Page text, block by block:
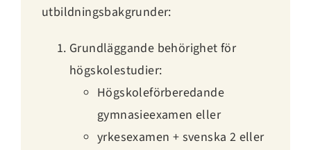
utbildningsbakgrunder:
Grundläggande behörighet för
högskolestudier:
Högskoleförberedande
gymnasieexamen eller
yrkesexamen + svenska 2 eller